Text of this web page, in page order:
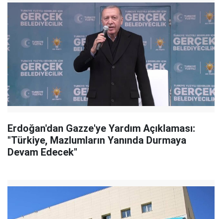
Erdoğan'dan Gazze'ye Yardım Açıklaması:
"Türkiye, Mazlumların Yanında Durmaya
Devam Edecek"